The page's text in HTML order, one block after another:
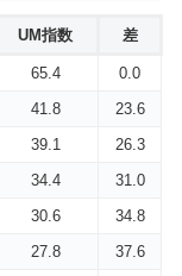
UM指数 差
65.4
0.0
41.8
23.6
39.1
26.3
34.4
31.0
30.6
34.8
27.8
37.6